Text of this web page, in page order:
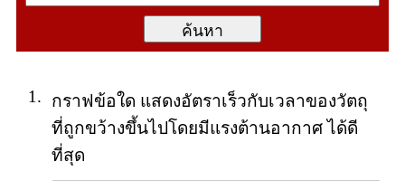
1.
กราฟข้อใด แสดงอัตราเร็วกับเวลาของวัตถุ
ที่ถูกขว้างขึ้นไปโดยมีแรงต้านอากาศ ได้ดี
ที่สุด